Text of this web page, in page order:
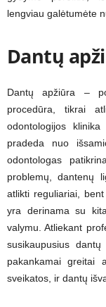
lengviau galėtumėte
Dantų
Dantų apžiūra –
procedūra, tikrai
odontologijos
pradeda nuo
odontologas
problemų, dantenų
atlikti reguliariai,
yra derinama su
valymu. Atliekant
susikaupusius
pakankamai greitai
sveikatos, ir dantų